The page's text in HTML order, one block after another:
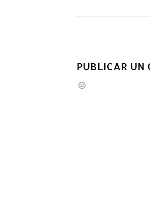
PUBLICAR UN